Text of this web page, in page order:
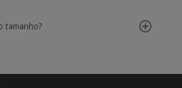
tamanho?